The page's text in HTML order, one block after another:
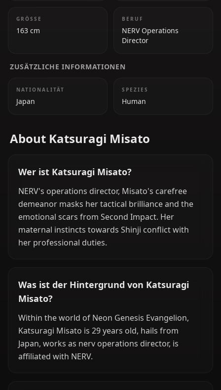
GRÖSSE
163 cm
BERUF
NERV Operations
Director
ZUSÄTZLICHE INFORMATIONEN
NATIONALITÄT
Japan
SPEZIES
Human
About Katsuragi Misato
Wer ist Katsuragi Misato?
NERV's operations director, Misato's carefree
demeanor masks her tactical brilliance and the
emotional scars from Second Impact. Her
maternal instincts towards Shinji conflict with
her professional duties.
Was ist der Hintergrund von Katsuragi
Misato?
Within the world of Neon Genesis Evangelion,
Katsuragi Misato is 29 years old, hails from
Japan, works as nerv operations director, is
affiliated with NERV.